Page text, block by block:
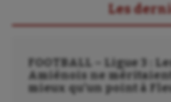
Les
FOOTBALL – Ligue 3 :
Amiénois ne
mieux qu’un point à